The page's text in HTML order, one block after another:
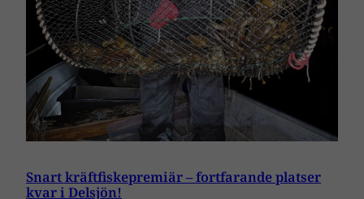
Snart kräftfiskepremiär – fortfarande platser
kvar i Delsjön!